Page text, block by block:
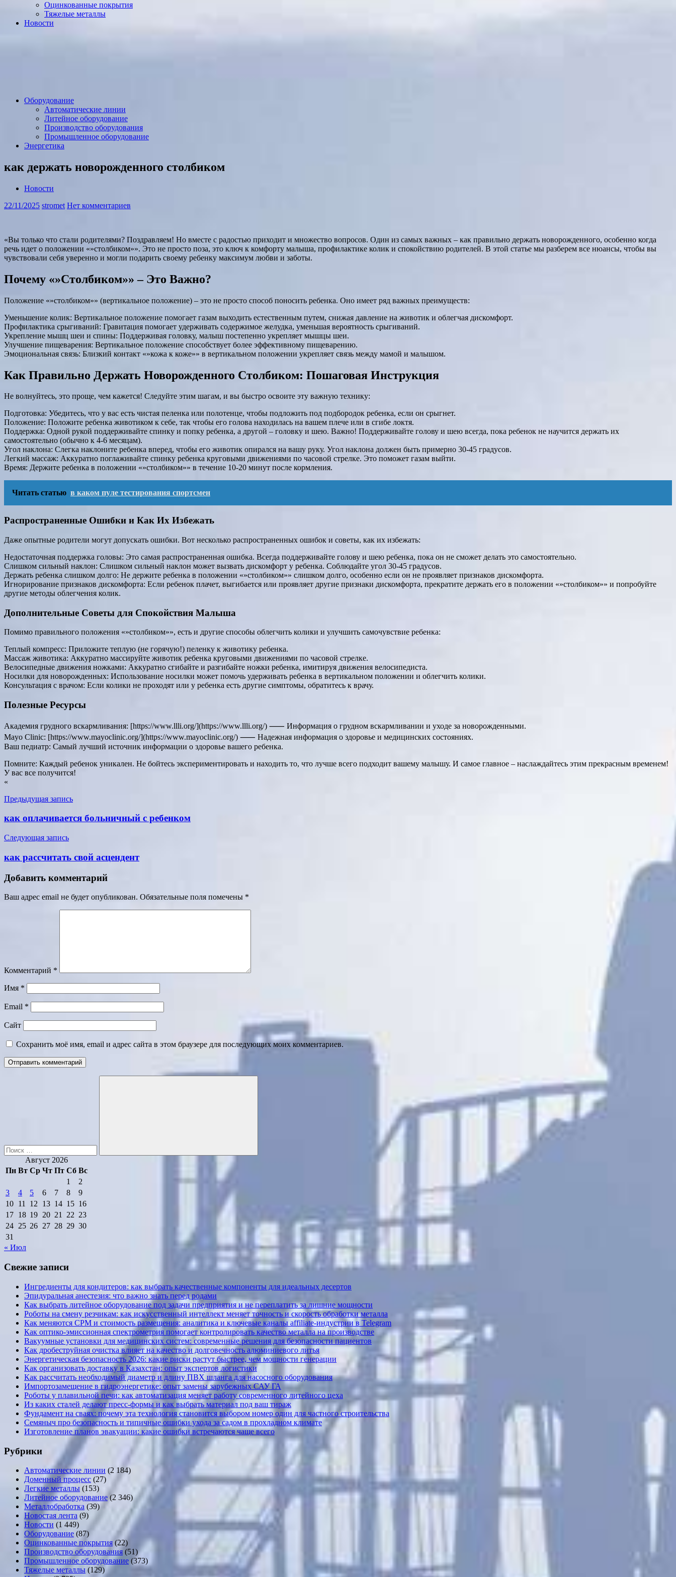
Оцинкованные покрытия
Тяжелые металлы
Новости
Оборудование
Автоматические линии
Литейное оборудование
Производство оборудования
Промышленное оборудование
Энергетика
как держать новорожденного столбиком
Новости
22/11/2025 stromet Нет комментариев
«Вы только что стали родителями? Поздравляем! Но вместе с радостью приходит и множество вопросов. Один из самых важных – как правильно держать новорожденного, особенно когда
речь идет о положении «»столбиком»». Это не просто поза, это ключ к комфорту малыша, профилактике колик и спокойствию родителей. В этой статье мы разберем все нюансы, чтобы вы
чувствовали себя уверенно и могли подарить своему ребенку максимум любви и заботы.
Почему «»Столбиком»» – Это Важно?
Положение «»столбиком»» (вертикальное положение) – это не просто способ поносить ребенка. Оно имеет ряд важных преимуществ:
Уменьшение колик: Вертикальное положение помогает газам выходить естественным путем, снижая давление на животик и облегчая дискомфорт.
Профилактика срыгиваний: Гравитация помогает удерживать содержимое желудка, уменьшая вероятность срыгиваний.
Укрепление мышц шеи и спины: Поддерживая головку, малыш постепенно укрепляет мышцы шеи.
Улучшение пищеварения: Вертикальное положение способствует более эффективному пищеварению.
Эмоциональная связь: Близкий контакт «»кожа к коже»» в вертикальном положении укрепляет связь между мамой и малышом.
Как Правильно Держать Новорожденного Столбиком: Пошаговая Инструкция
Не волнуйтесь, это проще, чем кажется! Следуйте этим шагам, и вы быстро освоите эту важную технику:
Подготовка: Убедитесь, что у вас есть чистая пеленка или полотенце, чтобы подложить под подбородок ребенка, если он срыгнет.
Положение: Положите ребенка животиком к себе, так чтобы его голова находилась на вашем плече или в сгибе локтя.
Поддержка: Одной рукой поддерживайте спинку и попку ребенка, а другой – головку и шею. Важно! Поддерживайте голову и шею всегда, пока ребенок не научится держать их
самостоятельно (обычно к 4-6 месяцам).
Угол наклона: Слегка наклоните ребенка вперед, чтобы его животик опирался на вашу руку. Угол наклона должен быть примерно 30-45 градусов.
Легкий массаж: Аккуратно поглаживайте спинку ребенка круговыми движениями по часовой стрелке. Это поможет газам выйти.
Время: Держите ребенка в положении «»столбиком»» в течение 10-20 минут после кормления.
Читать статью в каком пуле тестирования спортсмен
Распространенные Ошибки и Как Их Избежать
Даже опытные родители могут допускать ошибки. Вот несколько распространенных ошибок и советы, как их избежать:
Недостаточная поддержка головы: Это самая распространенная ошибка. Всегда поддерживайте голову и шею ребенка, пока он не сможет делать это самостоятельно.
Слишком сильный наклон: Слишком сильный наклон может вызвать дискомфорт у ребенка. Соблюдайте угол 30-45 градусов.
Держать ребенка слишком долго: Не держите ребенка в положении «»столбиком»» слишком долго, особенно если он не проявляет признаков дискомфорта.
Игнорирование признаков дискомфорта: Если ребенок плачет, выгибается или проявляет другие признаки дискомфорта, прекратите держать его в положении «»столбиком»» и попробуйте
другие методы облегчения колик.
Дополнительные Советы для Спокойствия Малыша
Помимо правильного положения «»столбиком»», есть и другие способы облегчить колики и улучшить самочувствие ребенка:
Теплый компресс: Приложите теплую (не горячую!) пеленку к животику ребенка.
Массаж животика: Аккуратно массируйте животик ребенка круговыми движениями по часовой стрелке.
Велосипедные движения ножками: Аккуратно сгибайте и разгибайте ножки ребенка, имитируя движения велосипедиста.
Носилки для новорожденных: Использование носилки может помочь удерживать ребенка в вертикальном положении и облегчить колики.
Консультация с врачом: Если колики не проходят или у ребенка есть другие симптомы, обратитесь к врачу.
Полезные Ресурсы
Академия грудного вскармливания: [https://www.llli.org/](https://www.llli.org/) ⸺ Информация о грудном вскармливании и уходе за новорожденными.
Mayo Clinic: [https://www.mayoclinic.org/](https://www.mayoclinic.org/) ⸺ Надежная информация о здоровье и медицинских состояниях.
Ваш педиатр: Самый лучший источник информации о здоровье вашего ребенка.
Помните: Каждый ребенок уникален. Не бойтесь экспериментировать и находить то, что лучше всего подходит вашему малышу. И самое главное – наслаждайтесь этим прекрасным временем!
У вас все получится!
«
Навигация
по
Предыдущая запись
как оплачивается больничный с ребенком
Следующая запись
как рассчитать свой асцендент
Добавить комментарий
Ваш адрес email не будет опубликован. Обязательные поля помечены *
Комментарий *
Имя *
Email *
Сайт
Сохранить моё имя, email и адрес сайта в этом браузере для последующих моих комментариев.
Поиск
Август 2026
Пн Вт Ср Чт Пт Сб Вс
1
2
3
4 5 6 7 8
9
10 11 12 13 14 15 16
17 18 19 20 21 22 23
24 25 26 27 28 29 30
31
« Июл
Свежие записи
Ингредиенты для кондитеров: как выбрать качественные компоненты для идеальных десертов
Эпидуральная анестезия: что важно знать перед родами
Как выбрать литейное оборудование под задачи предприятия и не переплатить за лишние мощности
Роботы на смену резчикам: как искусственный интеллект меняет точность и скорость обработки металла
Как меняются CPM и стоимость размещения: аналитика и ключевые каналы affiliate-индустрии в Telegram
Как оптико-эмиссионная спектрометрия помогает контролировать качество металла на производстве
Вакуумные установки для медицинских систем: современные решения для безопасности пациентов
Как дробеструйная очистка влияет на качество и долговечность алюминиевого литья
Энергетическая безопасность 2026: какие риски растут быстрее, чем мощности генерации
Как организовать доставку в Казахстан: опыт экспертов логистики
Как рассчитать необходимый диаметр и длину ПВХ шланга для насосного оборудования
Импортозамещение в гидроэнергетике: опыт замены зарубежных САУ ГА
Роботы у плавильной печи: как автоматизация меняет работу современного литейного цеха
Из каких сталей делают пресс-формы и как выбрать материал под ваш тираж
Фундамент на сваях: почему эта технология становится выбором номер один для частного строительства
Семяныч про безопасность и типичные ошибки ухода за садом в прохладном климате
Изготовление планов эвакуации: какие ошибки встречаются чаще всего
Рубрики
Автоматические линии (2 184)
Доменный процесс (27)
Легкие металлы (153)
Литейное оборудование (2 346)
Металлобработка (39)
Новостая лента (9)
Новости (1 449)
Оборудование (87)
Оцинкованные покрытия (22)
Производство оборудования (51)
Промышленное оборудование (373)
Тяжелые металлы (129)